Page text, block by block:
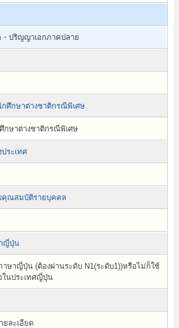
ปริญญาเอกภาคปลาย
ศึกษาต่างชาติกรณีพิเศษ
กษาต่างชาติกรณีพิเศษ
ระเทศ
คุณสมบัติรายบุคคล
ญี่ปุ่น
าษาญี่ปุ่น (ต้องผ่านระดับ N1(ระดับ1))หรือไม่ก็ใช้
ในประเทศญี่ปุ่น
ยละเอียด